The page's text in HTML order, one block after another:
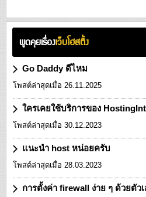
พูดคุยเรื่องเว็บโฮสติ้ง
Go Daddy ดีไหม
โพสต์ล่าสุดเมื่อ 26.11.2025
ใครเคยใช้บริการของ
โพสต์ล่าสุดเมื่อ 30.12.2023
แนะนำ host หน่อยครับ
โพสต์ล่าสุดเมื่อ 28.03.2023
การตั้งค่า firewall ง่าย ๆ ด้วยตัวเ